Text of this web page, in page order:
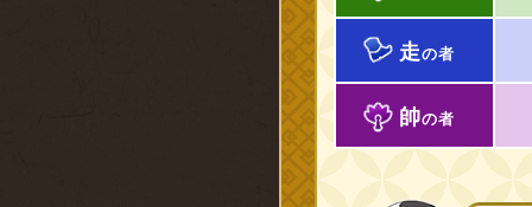
走の者
帥の者